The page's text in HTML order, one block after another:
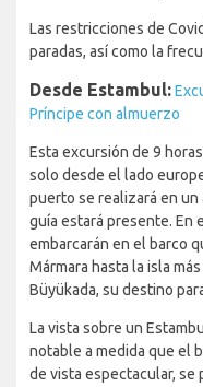
Las restricciones de
paradas, así como la
Desde Estambul:
Príncipe con almuerzo
Esta excursión de 9
solo desde el lado
puerto se realizará en un
guía estará presente. En
embarcarán en el barco
Mármara hasta la isla
Büyükada, su destino
La vista sobre un
notable a medida que el
de vista espectacular, se